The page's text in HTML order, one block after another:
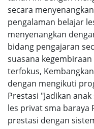
secara
pengalaman belajar
menyenangkan
bidang pengajaran
suasana
terfokus,
dengan mengikuti
Prestasi "Jadikan anak
les privat sma baraya
prestasi dengan